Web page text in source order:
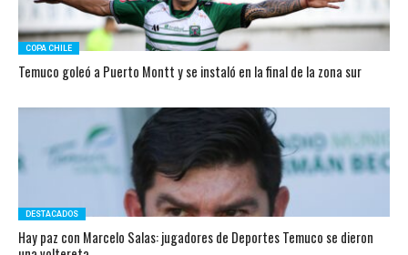
COPA CHILE
Temuco goleó a Puerto Montt y se instaló en la final de la zona sur
DESTACADOS
Hay paz con Marcelo Salas: jugadores de Deportes Temuco se dieron